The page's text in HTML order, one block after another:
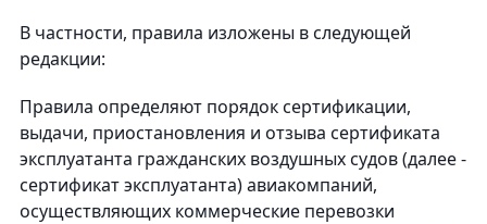
В частности, правила изложены в следующей
редакции:
Правила определяют порядок сертификации,
выдачи, приостановления и отзыва сертификата
эксплуатанта гражданских воздушных судов (далее -
сертификат эксплуатанта) авиакомпаний,
осуществляющих коммерческие перевозки